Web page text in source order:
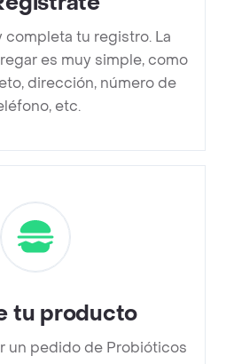
completa tu registro. La
es muy simple, como
dirección, número de
etc.
tu producto
un pedido de Probióticos